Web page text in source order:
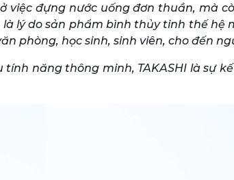
việc đựng nước uống đơn thuần, mà
lý do sản phẩm bình thủy tinh thế hệ
phòng, học sinh, sinh viên, cho đến
năng thông minh, TAKASHI là sự